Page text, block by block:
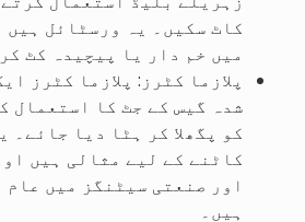
کاٹ سکیں۔ یہ ورسٹائل ہیں
میں خم دار یا پیچیدہ کٹ
پلازما کٹرز: پلازما کٹرز
شدہ گیس کے جٹ کا استعمال
کو پگھلا کر ہٹا دیا جائے۔
کاٹنے کے لیے مثالی ہیں
اور صنعتی سیٹنگز میں
ہیں۔